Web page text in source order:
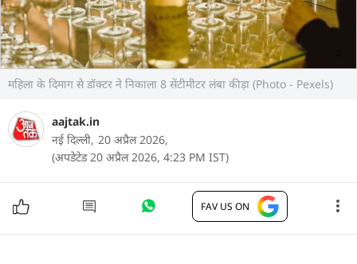
महिला के दिमाग से डॉक्टर ने निकाला 8 सेंटीमीटर लंबा कीड़ा (Photo - Pexels)
aajtak.in
नई दिल्ली, 20 अप्रैल 2026,
(अपडेटेड 20 अप्रैल 2026, 4:23 PM IST)
FAV US ON